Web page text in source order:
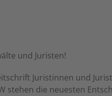
und Juristen!
Juristinnen und
stehen die neuesten